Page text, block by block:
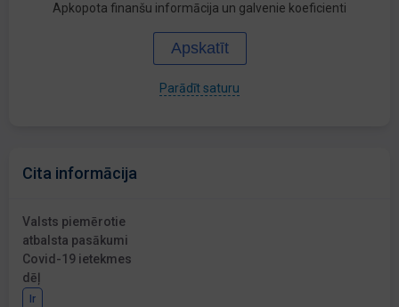
Apkopota finanšu informācija un galvenie koeficienti
Apskatīt
Parādīt saturu
Cita informācija
Valsts piemērotie
atbalsta pasākumi
Covid-19 ietekmes
dēļ
Ir